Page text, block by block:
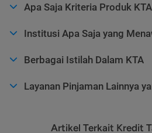
Apa Saja Kriteria Produk
Institusi Apa Saja yang
Berbagai Istilah Dalam KTA
Layanan Pinjaman Lainnya
Artikel Terkait Kredit